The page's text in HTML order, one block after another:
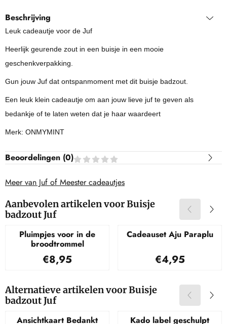
Beschrijving
Leuk cadeautje voor de Juf
Heerlijk geurende zout in een buisje in een mooie
geschenkverpakking.
Gun jouw Juf dat ontspanmoment met dit buisje badzout.
Een leuk klein cadeautje om aan jouw lieve juf te geven als
bedankje of te laten weten dat je haar waardeert
Merk: ONMYMINT
Beoordelingen (0)
Meer van Juf of Meester cadeautjes
Aanbevolen artikelen voorBuisje
badzout Juf
Pluimpjes voor in de
broodtrommel
Prijs: 8,95
€8,95
Cadeauset Aju Paraplu
Prijs: 4,95
€4,95
Alternatieve artikelen voorBuisje
badzout Juf
Ansichtkaart Bedankt
Kado label geschulpt